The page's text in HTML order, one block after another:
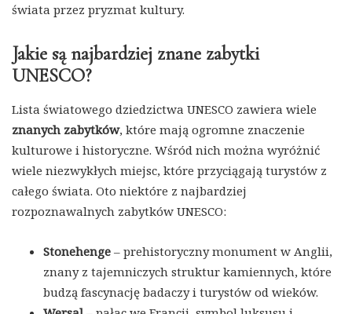
świata przez pryzmat kultury.
Jakie są najbardziej znane zabytki
UNESCO?
Lista światowego dziedzictwa UNESCO zawiera wiele
znanych zabytków, które mają ogromne znaczenie
kulturowe i historyczne. Wśród nich można wyróżnić
wiele niezwykłych miejsc, które przyciągają turystów z
całego świata. Oto niektóre z najbardziej
rozpoznawalnych zabytków UNESCO:
Stonehenge – prehistoryczny monument w Anglii,
znany z tajemniczych struktur kamiennych, które
budzą fascynację badaczy i turystów od wieków.